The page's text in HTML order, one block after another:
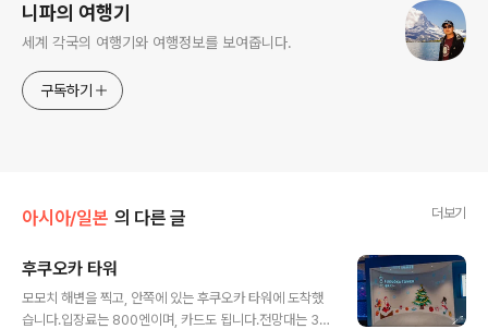
니파의 여행기
세계 각국의 여행기와 여행정보를 보여줍니다.
구독하기
아시아/일본 의 다른 글 더보기
후쿠오카 타워
모모치 해변을 찍고, 안쪽에 있는 후쿠오카 타워에 도착했
습니다.입장료는 800엔이며, 카드도 됩니다.전망대는 3층